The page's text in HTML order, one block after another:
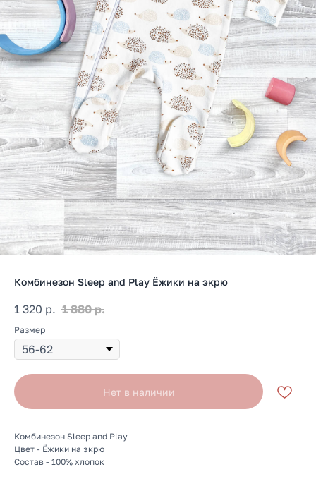
Комбинезон Sleep and Play Ёжики на экрю
1 320 р. 1 880 р.
Размер
Нет в наличии
Комбинезон Sleep and Play
Цвет - Ёжики на экрю
Состав - 100% хлопок